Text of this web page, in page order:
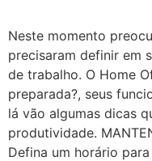
Neste momento
precisaram definir em
de trabalho. O Home
preparada?, seus
lá vão algumas dicas
produtividade.
Defina um horário